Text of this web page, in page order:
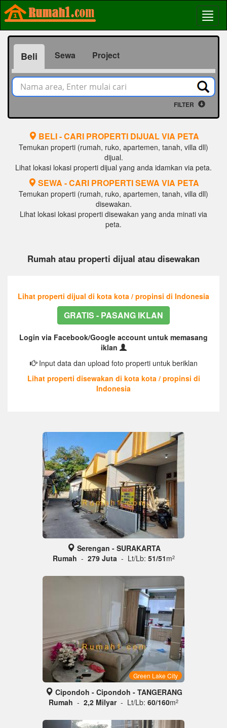
Beli Sewa Project
FILTER
BELI - CARI PROPERTI DIJUAL VIA PETA
Temukan properti (rumah, ruko, apartemen, tanah, villa dll)
dijual.
Lihat lokasi lokasi properti dijual yang anda idamkan via peta.
SEWA - CARI PROPERTI SEWA VIA PETA
Temukan properti (rumah, ruko, apartemen, tanah, villa dll)
disewakan.
Lihat lokasi lokasi properti disewakan yang anda minati via
peta.
Rumah atau properti dijual atau disewakan
Lihat properti dijual di kota kota / propinsi di Indonesia
GRATIS - PASANG IKLAN
Login via Facebook/Google account untuk memasang
iklan
Input data dan upload foto properti untuk beriklan
Lihat properti disewakan di kota kota / propinsi di
Indonesia
Serengan - SURAKARTA
Rumah - 279 Juta - Lt/Lb: 51/51m2
Green Lake City
Cipondoh - Cipondoh - TANGERANG
Rumah - 2,2 Milyar - Lt/Lb: 60/160m2